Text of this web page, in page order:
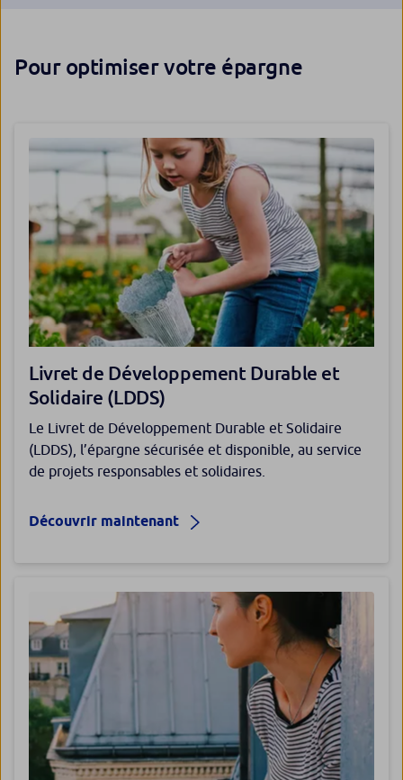
Pour optimiser votre épargne
Livret de Développement Durable et
Solidaire (LDDS)
Le Livret de Développement Durable et Solidaire
(LDDS), l’épargne sécurisée et disponible, au service
de projets responsables et solidaires.
Découvrir maintenant